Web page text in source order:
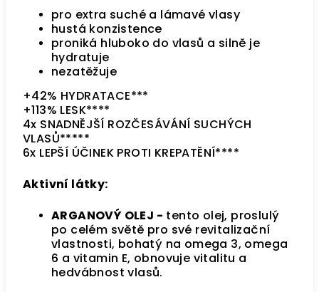
pro extra suché a lámavé vlasy
hustá konzistence
proniká hluboko do vlasů a silně je
hydratuje
nezatěžuje
+42% HYDRATACE***
+113% LESK****
4x SNADNĚJŠÍ ROZČESÁVÁNÍ SUCHÝCH
VLASŮ*****
6x LEPŠÍ ÚČINEK PROTI KREPATĚNÍ****
Aktivní látky:
ARGANOVÝ OLEJ - tento olej, proslulý
po celém světě pro své revitalizační
vlastnosti, bohatý na omega 3, omega
6 a vitamin E, obnovuje vitalitu a
hedvábnost vlasů.